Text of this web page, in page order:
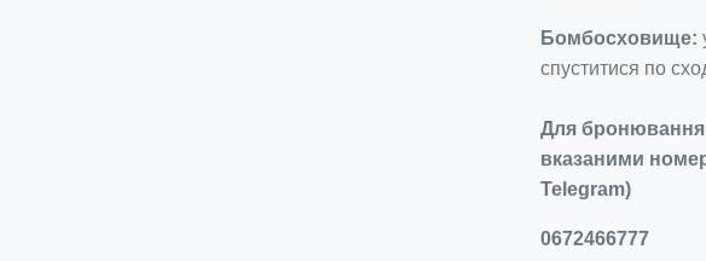
Бомбосховище:
спуститися по
Для бронювання
вказаними
Telegram)
0672466777